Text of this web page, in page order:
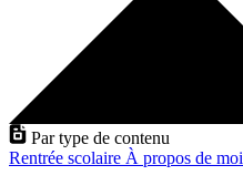
Par type de contenu
Rentrée scolaire À propos de moi